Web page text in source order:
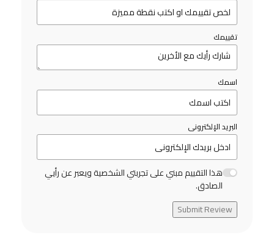
تقييمك
اسمك
البريد الإلكترونى
هذا التقييم مبني على تجربتي الشخصية ويعبر عن رأيي
الصادق.
Submit Review